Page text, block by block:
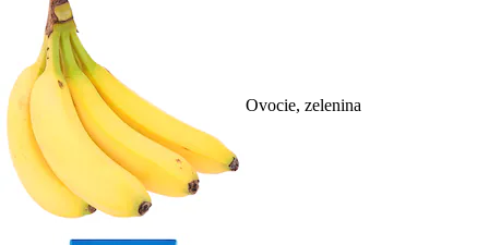
Ovocie, zelenina